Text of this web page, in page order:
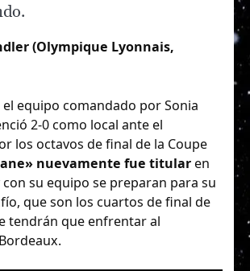
(Olympique Lyonnais,
el equipo comandado por Sonia
2-0 como local ante el
los octavos de final de la Coupe
nuevamente fue titular en
su equipo se preparan para su
que son los cuartos de final de
tendrán que enfrentar al